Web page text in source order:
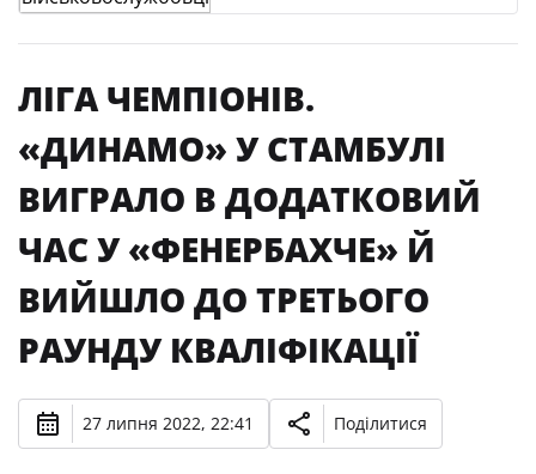
ЛІГА ЧЕМПІОНІВ.
«ДИНАМО» У СТАМБУЛІ
ВИГРАЛО В ДОДАТКОВИЙ
ЧАС У «ФЕНЕРБАХЧЕ» Й
ВИЙШЛО ДО ТРЕТЬОГО
РАУНДУ КВАЛІФІКАЦІЇ
27 липня 2022, 22:41 Поділитися